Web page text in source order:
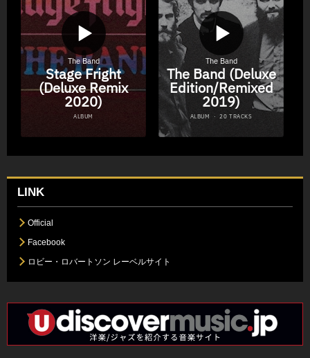
LINK
Official
Facebook
ロビー・ロバートソン レーベルサイト